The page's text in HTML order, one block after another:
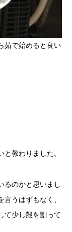
茹で始めると良い
教わりました。
るのかと思いまし
うはずもなく、
て少し殻を割って